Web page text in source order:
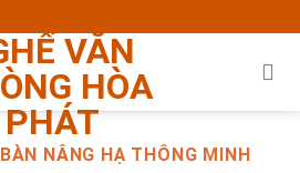
BÀN NÂNG HẠ THÔNG MINH